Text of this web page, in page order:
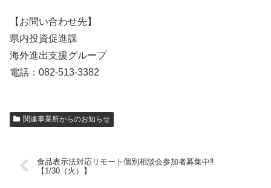
【お問い合わせ先】
県内投資促進課
海外進出支援グループ
電話：082-513-3382
関連事業所からのお知らせ
食品表示法対応リモート個別相談会参加者募集中‼
【1/30（火）】